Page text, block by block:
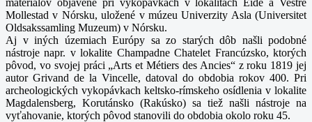
Mollestad v Nórsku, uložené v múzeu Univerzity Asla (Universitet
Oldsakssamling Muzeum) v Nórsku.
Aj v iných územiach Európy sa zo starých dôb našli podobné
nástroje napr. v lokalite Champadne Chatelet Francúzsko, ktorých
pôvod, vo svojej práci „Arts et Métiers des Ancies“ z roku 1819 jej
autor Grivand de la Vincelle, datoval do obdobia rokov 400. Pri
archeologických vykopávkach keltsko-rímskeho osídlenia v lokalite
Magdalensberg, Korutánsko (Rakúsko) sa tiež našli nástroje na
vyťahovanie, ktorých pôvod stanovili do obdobia okolo roku 45.